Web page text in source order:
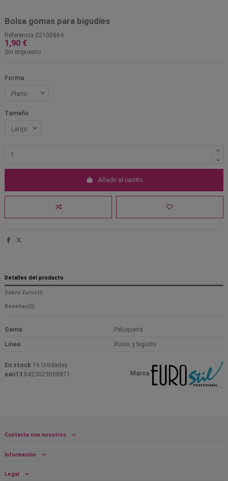
Bolsa gomas para bigudíes
Referencia 02100864
1,90 €
Sin impuesto
Forma
Tamaño
Añadir al carrito
Detalles del producto
Sobre Eurostil
Reseñas(0)
Gama Peluqueria
Linea Rulos y bigudis
Marca
En stock 16 Unidades
ean13 8423029008871
Contacta con nosotros
Información
Legal